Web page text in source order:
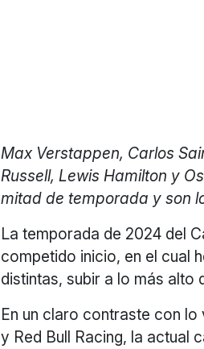
Max Verstappen, Carlos
Russell, Lewis Hamilton y
mitad de temporada y son
La temporada de 2024 del
competido inicio, en el cual
distintas, subir a lo más alto
En un claro contraste con
y Red Bull Racing, la actual